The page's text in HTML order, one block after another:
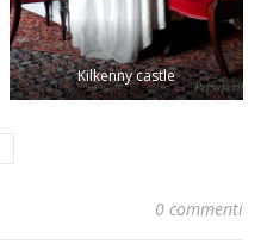
Kilkenny castle
0 commenti